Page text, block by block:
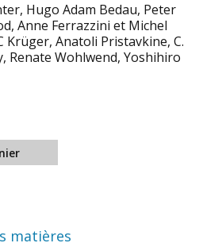
Hugo Adam Bedau, Peter
Anne Ferrazzini et Michel
Krüger, Anatoli Pristavkine, C.
Renate Wohlwend, Yoshihiro
matières